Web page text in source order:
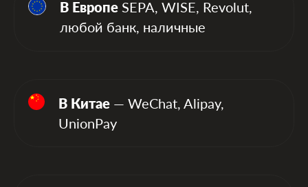
В ЕвропеSEPA, WISE, Revolut,
любой банк, наличные
В Китае— WeChat, Alipay,
UnionPay